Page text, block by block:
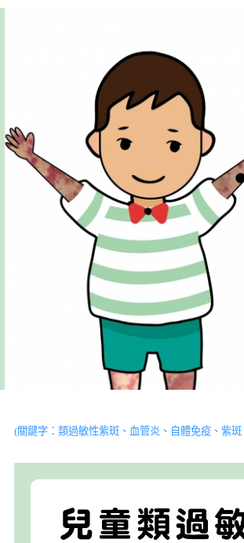
(關鍵字：類過敏性紫斑、血管炎、自體免疫、紫